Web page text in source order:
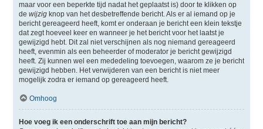
maar voor een beperkte tijd nadat het geplaatst is) door te klikken op
de wijzigknop van het desbetreffende bericht. Als er al iemand op je
bericht gereageerd heeft, komt er onderaan je bericht een klein tekstje
dat zegt hoeveel keer en wanneer je het bericht voor het laatst je
gewijzigd hebt. Dit zal niet verschijnen als nog niemand gereageerd
heeft, evenmin als een beheerder of moderator je bericht gewijzigd
heeft. Zij kunnen wel een mededeling toevoegen, waarom ze je bericht
gewijzigd hebben. Het verwijderen van een bericht is niet meer
mogelijk zodra er iemand op gereageerd heeft.
Omhoog
Hoe voeg ik een onderschrift toe aan mijn bericht?